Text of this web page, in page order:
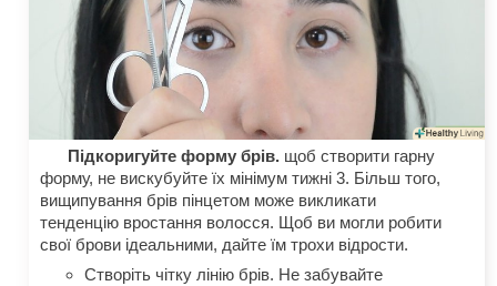
Підкоригуйте форму брів. щоб створити гарну
форму, не вискубуйте їх мінімум тижні 3. Більш того,
вищипування брів пінцетом може викликати
тенденцію вростання волосся. Щоб ви могли робити
свої брови ідеальними, дайте їм трохи відрости.
Створіть чітку лінію брів. Не забувайте